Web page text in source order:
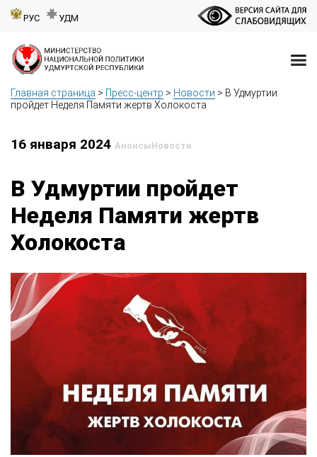
РУС УДМ
Главная страница > Пресс-центр > Новости > В Удмуртии
пройдет Неделя Памяти жертв Холокоста
16 января 2024 АнонсыНовости
В Удмуртии пройдет
Неделя Памяти жертв
Холокоста